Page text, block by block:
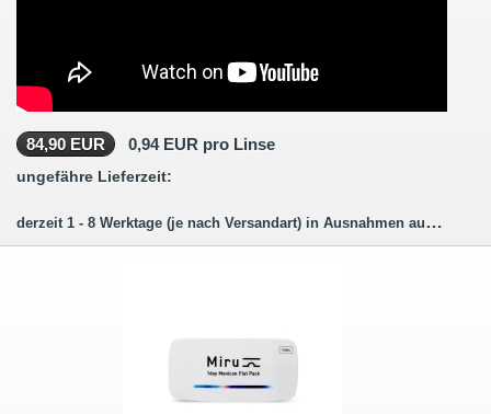
84,90 EUR 0,94 EUR pro Linse
ungefähre Lieferzeit:
derzeit 1 - 8 Werktage (je nach Versandart) in Ausnahmen auch länger.